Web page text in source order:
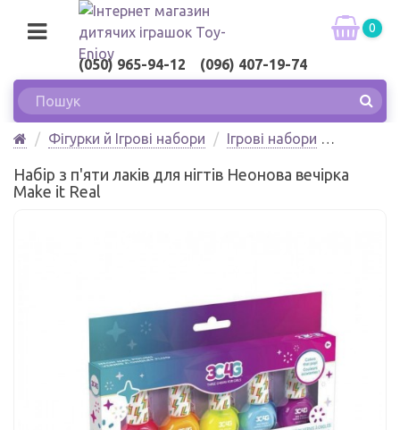
(050) 965-94-12 (096) 407-19-74
0
Фігурки й Ігрові набори
Ігрові набори
it Real
Набір з п'яти лаків для нігтів Неонова вечірка
Make it Real